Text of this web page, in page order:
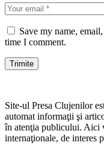
Save my name,
time I comment.
Site-ul Presa Clujenilor
automat informaţii şi
în atenţia publicului. Aici
internaţionale, de interes